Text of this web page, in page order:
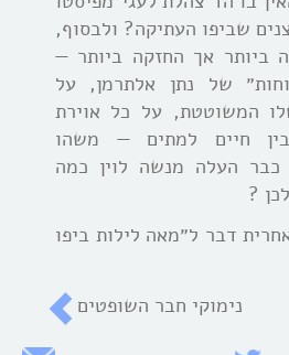
שביפו העתיקה? ולבסוף,
ביותר אך החזקה ביותר —
של נתן אלתרמן, על
המשוטטת, על כל אוירת
בין חיים למתים — משהו
כבר העלה מנשה לוין כמה
?
דבר ל״מאה לילות ביפו
נימוקי חבר השופטים